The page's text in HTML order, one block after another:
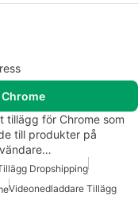
tillägg för Chrome som
till produkter på
Dropshipping
Videonedladdare Tillägg